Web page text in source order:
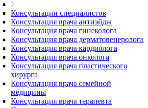
Консультации специалистов
Консультация врача антиэйдж
Консультация врача гинеколога
Консультация врача дерматовенеролога
Консультация врача кардиолога
Консультация врача онколога
Консультация врача пластического
хирурга
Консультация врача семейной
медицины
Консультация врача терапевта